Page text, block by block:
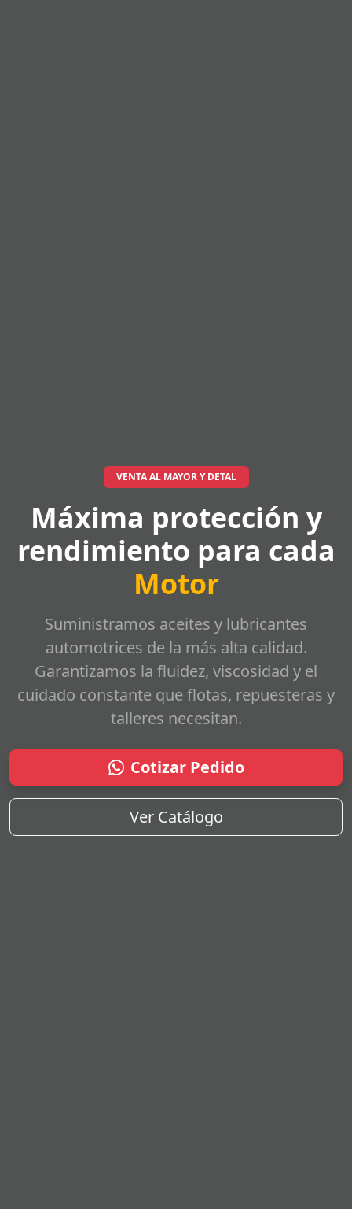
VENTA AL MAYOR Y DETAL
Máxima protección y
rendimiento para cada
Motor
Suministramos aceites y lubricantes
automotrices de la más alta calidad.
Garantizamos la fluidez, viscosidad y el
cuidado constante que flotas, repuesteras y
talleres necesitan.
Cotizar Pedido
Ver Catálogo